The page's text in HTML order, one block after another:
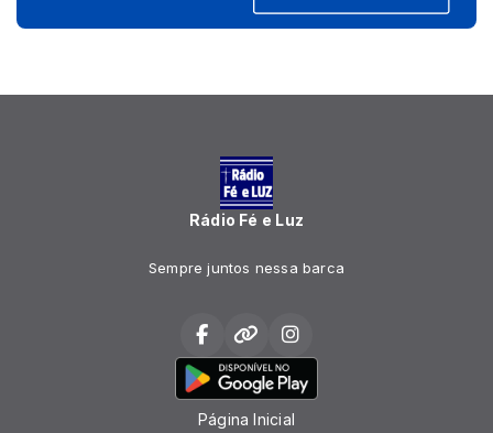
Rádio Fé e Luz
Sempre juntos nessa barca
Página Inicial